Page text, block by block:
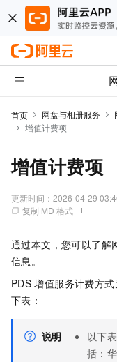
首页 网盘与相册服务
增值计费项
增值计费项
更新时间： 2026-04-29
复制 MD 格式
通过本文，您可以了解
信息。
PDS 增值服务计费方
下表：
说明
以下
括：